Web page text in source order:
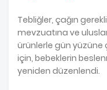
Tebliğler, çağın
mevzuatına ve
ürünlerle gün yüzüne
için, bebeklerin
yeniden düzenlendi.